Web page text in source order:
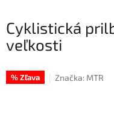
Cyklistická
veľkosti
% Zľava Značka: MTR